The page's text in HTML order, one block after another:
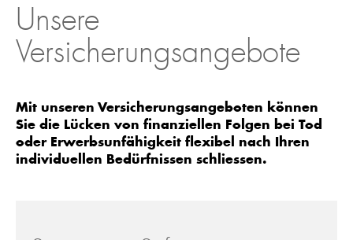
Unsere
Versicherungsangebote
Mit unseren Versicherungsangeboten können
Sie die Lücken von finanziellen Folgen bei Tod
oder Erwerbsunfähigkeit flexibel nach Ihren
individuellen Bedürfnissen schliessen.